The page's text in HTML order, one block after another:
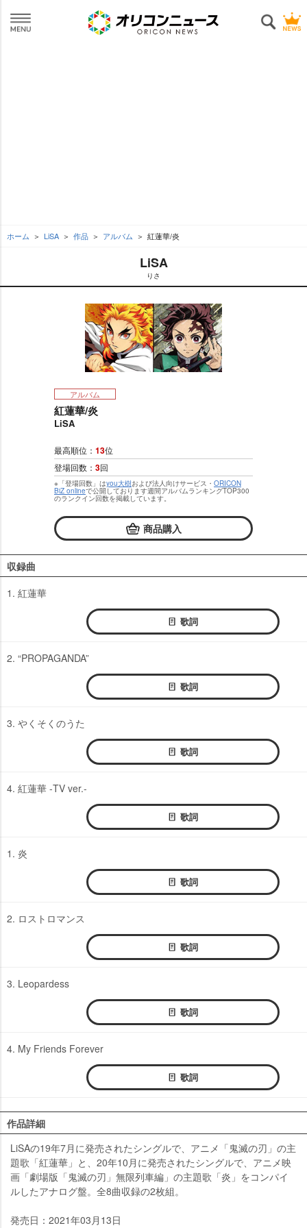
ホーム LiSA 作品 アルバム 紅蓮華/炎
LiSA
りさ
アルバム
紅蓮華/炎
LiSA
最高順位： 13位
登場回数： 3回
※「登場回数」はyou大樹および法人向けサービス・ ORICON
BiZ onlineで公開しております週間アルバムランキングTOP300
のランクイン回数を掲載しています。
商品購入
収録曲
1. 紅蓮華
歌詞
2. “PROPAGANDA”
歌詞
3. やくそくのうた
歌詞
4. 紅蓮華 -TV ver.-
歌詞
1. 炎
歌詞
2. ロストロマンス
歌詞
3. Leopardess
歌詞
4. My Friends Forever
歌詞
作品詳細
LiSAの19年7月に発売されたシングルで、アニメ「鬼滅の刃」の主
題歌「紅蓮華」と、20年10月に発売されたシングルで、アニメ映
画「劇場版「鬼滅の刃」無限列車編」の主題歌「炎」をコンパイ
ルしたアナログ盤。全8曲収録の2枚組。
発売日：2021年03月13日